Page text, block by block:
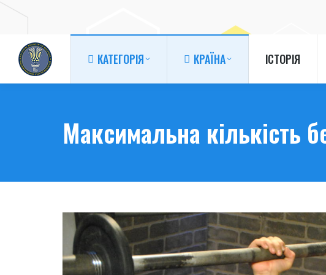
КАТЕГОРІЯ КРАЇНА ІСТОРІЯ
Максимальна кількість